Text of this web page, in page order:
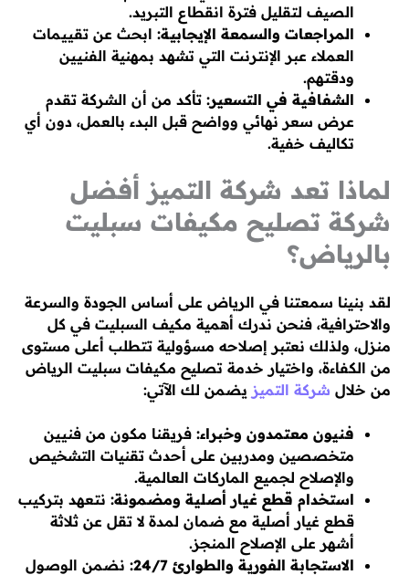
الصيف لتقليل فترة انقطاع التبريد.
المراجعات والسمعة الإيجابية: ابحث عن تقييمات
العملاء عبر الإنترنت التي تشهد بمهنية الفنيين
ودقتهم.
الشفافية في التسعير: تأكد من أن الشركة تقدم
عرض سعر نهائي وواضح قبل البدء بالعمل، دون أي
تكاليف خفية.
لماذا تعد شركة التميز أفضل
شركة تصليح مكيفات سبليت
بالرياض؟
لقد بنينا سمعتنا في الرياض على أساس الجودة والسرعة
والاحترافية، فنحن ندرك أهمية مكيف السبليت في كل
منزل، ولذلك نعتبر إصلاحه مسؤولية تتطلب أعلى مستوى
من الكفاءة، واختيار خدمة تصليح مكيفات سبليت الرياض
من خلال شركة التميز يضمن لك الآتي:
فنيون معتمدون وخبراء: فريقنا مكون من فنيين
متخصصين ومدربين على أحدث تقنيات التشخيص
والإصلاح لجميع الماركات العالمية.
استخدام قطع غيار أصلية ومضمونة: نتعهد بتركيب
قطع غيار أصلية مع ضمان لمدة لا تقل عن ثلاثة
أشهر على الإصلاح المنجز.
الاستجابة الفورية والطوارئ 24/7:
نضمن الوصول